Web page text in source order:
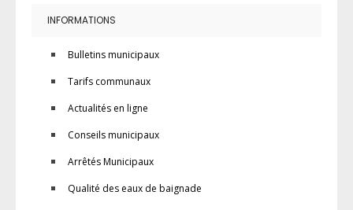
INFORMATIONS
Bulletins municipaux
Tarifs communaux
Actualités en ligne
Conseils municipaux
Arrêtés Municipaux
Qualité des eaux de baignade